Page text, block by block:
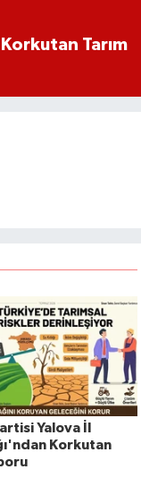
Tarım
Yalova İl
Korkutan